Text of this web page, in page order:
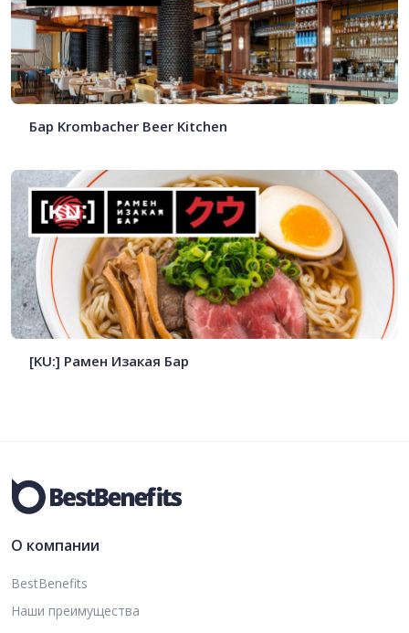
Бар Krombacher Beer Kitchen
[KU:] Рамен Изакая Бар
О компании
BestBenefits
Наши преимущества